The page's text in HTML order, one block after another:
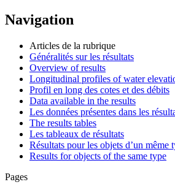
Navigation
Articles de la rubrique
Généralités sur les résultats
Overview of results
Longitudinal profiles of water
Profil en long des cotes et des débits
Data available in the results
Les données présentes dans les
The results tables
Les tableaux de résultats
Résultats pour les objets d’un même
Results for objects of the same type
Pages